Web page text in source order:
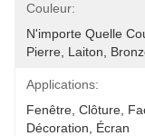
Couleur:
N'importe Quelle
Pierre, Laiton,
Applications:
Fenêtre, Clôture,
Décoration, Écran